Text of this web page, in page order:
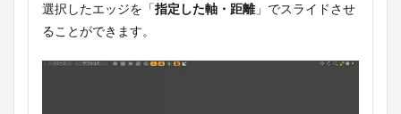
選択したエッジを「指定した軸・距離」でスライドさせ
ることができます。